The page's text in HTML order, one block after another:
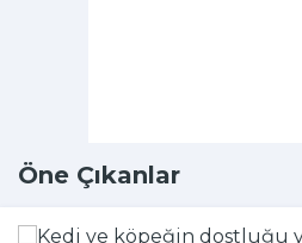
Öne Çıkanlar